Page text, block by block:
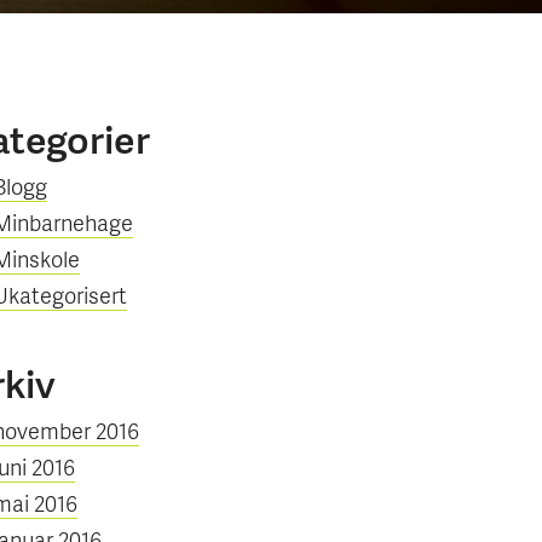
2016
2016
2016